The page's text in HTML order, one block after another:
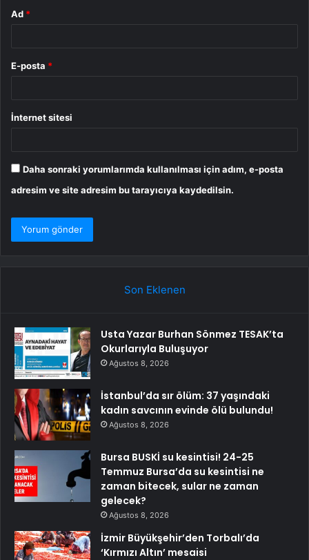
Ad *
E-posta *
İnternet sitesi
Daha sonraki yorumlarımda kullanılması için adım, e-posta
adresim ve site adresim bu tarayıcıya kaydedilsin.
Son Eklenen
Usta Yazar Burhan Sönmez TESAK’ta
Okurlarıyla Buluşuyor
Ağustos 8, 2026
İstanbul’da sır ölüm: 37 yaşındaki
kadın savcının evinde ölü bulundu!
Ağustos 8, 2026
Bursa BUSKİ su kesintisi! 24-25
Temmuz Bursa’da su kesintisi ne
zaman bitecek, sular ne zaman
gelecek?
Ağustos 8, 2026
İzmir Büyükşehir’den Torbalı’da
‘Kırmızı Altın’ mesaisi